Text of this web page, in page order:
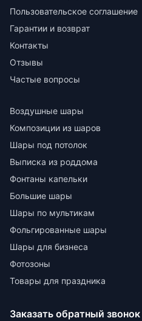
Пользовательское соглашение
Гарантии и возврат
Контакты
Отзывы
Частые вопросы
Воздушные шары
Композиции из шаров
Шары под потолок
Выписка из роддома
Фонтаны капельки
Большие шары
Шары по мультикам
Фольгированные шары
Шары для бизнеса
Фотозоны
Товары для праздника
Заказать обратный звонок